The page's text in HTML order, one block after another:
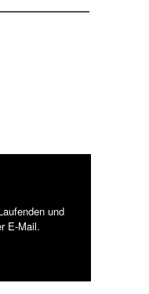
und
E-Mail.